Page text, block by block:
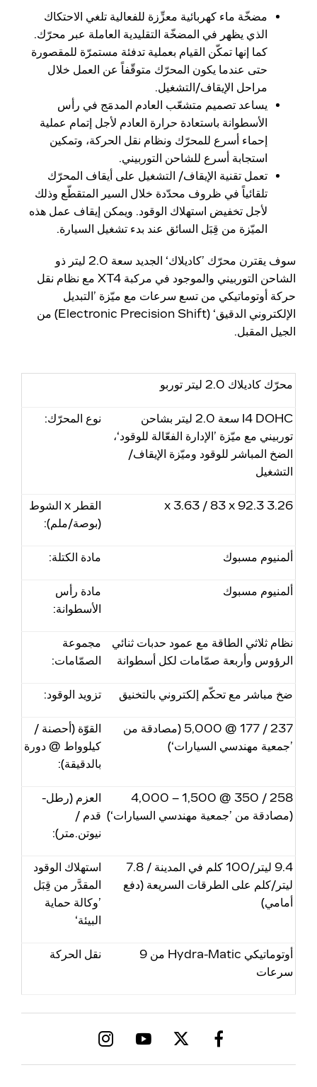
مضخّة ماء كهربائية معزِّزة للفعالية تلغي الاحتكاك
الذي يظهر في المضخّة التقليدية العاملة عبر محرّك.
كما إنها تمكّن القيام بعملية تدفئة مستمرّة للمقصورة
حتى عندما يكون المحرّك متوقّفاً عن العمل خلال
مراحل الإيقاف/التشغيل.
يساعد تصميم متشعّب العادم المدمَج في رأس
الأسطوانة باستعادة حرارة العادم لأجل إتمام عملية
إحماء أسرع للمحرّك ونظام نقل الحركة، وتمكين
استجابة أسرع للشاحن التوربيني.
تعمل تقنية الإيقاف/ التشغيل على أيقاف المحرّك
تلقائياً في ظروف محدّدة خلال السير المتقطّع وذلك
لأجل تخفيض استهلاك الوقود. ويمكن إيقاف عمل هذه
الميّزة من قِبَل السائق عند بدء تشغيل السيارة.
سوف يقترن محرّك ’كاديلاك‘ الجديد سعة 2.0 ليتر ذو
الشاحن التوربيني والموجود في مركبة XT4 مع نظام نقل
حركة أوتوماتيكي من تسع سرعات مع ميّزة ’التبديل
الإلكتروني الدقيق‘ (Electronic Precision Shift) من
الجيل المقبل.
محرّك كاديلاك 2.0 ليتر توربو
I4 DOHC سعة 2.0 ليتر بشاحن
توربيني مع ميّزة ’الإدارة الفعّالة للوقود‘،
الضخ المباشر للوقود وميّزة الإيقاف/
التشغيل
نوع المحرّك:
3.26 x 3.63 / 83 x 92.3
القطر x الشوط
(بوصة/ملم):
ألمنيوم مسبوك مادة الكتلة:
ألمنيوم مسبوك
مادة رأس
الأسطوانة:
نظام ثلاثي الطاقة مع عمود حدبات ثنائي
الرؤوس وأربعة صمّامات لكل أسطوانة
مجموعة
الصمّامات:
ضخ مباشر مع تحكّم إلكتروني بالتخنيق تزويد الوقود:
237 / 177 @ 5,000 (مصادقة من
’جمعية مهندسي السيارات‘)
القوّة (أحصنة /
كيلوواط @ دورة
بالدقيقة):
258 / 350 @ 1,500 – 4,000
(مصادقة من ’جمعية مهندسي السيارات‘)
العزم (رطل-
قدم /
نيوتن.متر):
9.4 ليتر/100 كلم في المدينة / 7.8
ليتر/كلم على الطرقات السريعة (دفع
أمامي)
استهلاك الوقود
المقدَّر من قِبَل
’وكالة حماية
البيئة‘
أوتوماتيكي Hydra-Matic من 9
سرعات
نقل الحركة